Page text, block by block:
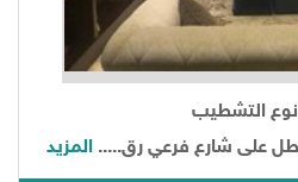
الطابق 9 سنة البناء 2010 نوع التشطيب
المزيد